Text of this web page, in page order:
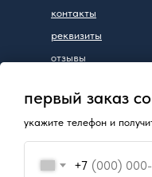
первый заказ
укажите телефон и
+7
контакты
реквизиты
отзывы
ИП Чудакова
г. Новосибирск,
пн-вс: 10:00-17:00
+7(953)799-07-77